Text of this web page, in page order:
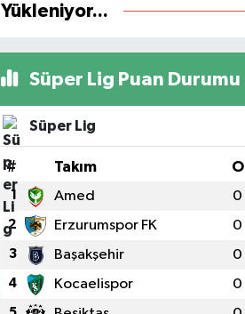
Yükleniyor...
Süper Lig Puan Durumu
Süper Lig
# Takım O
1 Amed 0
2 Erzurumspor FK 0
3 Başakşehir 0
4 Kocaelispor 0